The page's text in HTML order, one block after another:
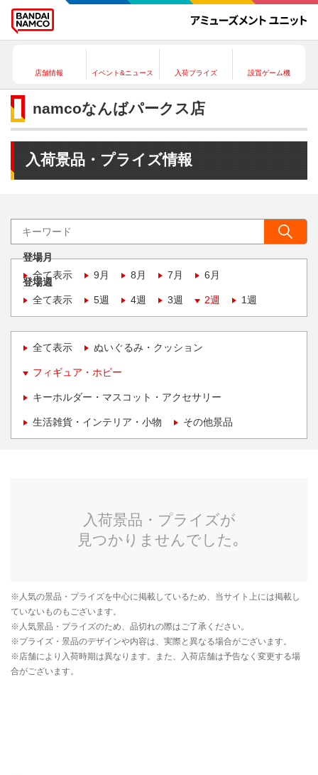
店舗情報 イベント&ニュース 入荷プライズ 設置ゲーム機
namcoなんばパークス店
入荷景品・プライズ情報
登場月
全て表示
9月 8月 7月 6月
登場週
全て表示
5週 4週 3週 2週 1週
全て表示 ぬいぐるみ・クッション
フィギュア・ホビー
キーホルダー・マスコット・アクセサリー
生活雑貨・インテリア・小物 その他景品